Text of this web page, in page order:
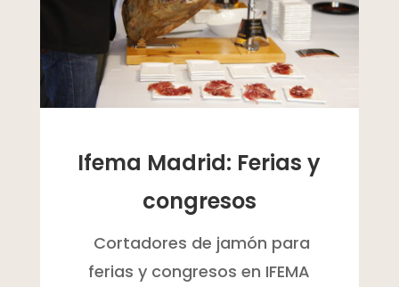
Ifema Madrid: Ferias y
congresos
Cortadores de jamón para
ferias y congresos en IFEMA